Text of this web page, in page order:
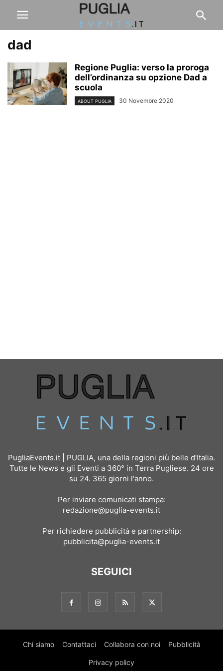
dad
Regione Puglia: verso la proroga
dell’ordinanza su opzione Dad a
scuola
ABOUT PUGLIA 30 Novembre 2020
PugliaEvents.it | PUGLIA, una della regioni più belle d'Italia.
Tutte le News e gli Eventi a 360° in Terra Pugliese. 24 ore
su 24. 365 giorni l'anno.
Per inviare comunicati stampa:
redazione@puglia-events.it
Per richiedere pubblicità e partnership:
pubblicita@puglia-events.it
SEGUICI
Chi siamo Contattaci Collabora con noi Pubblicità
Privacy policy